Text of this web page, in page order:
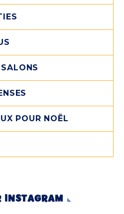
POUR NOËL
INSTAGRAM